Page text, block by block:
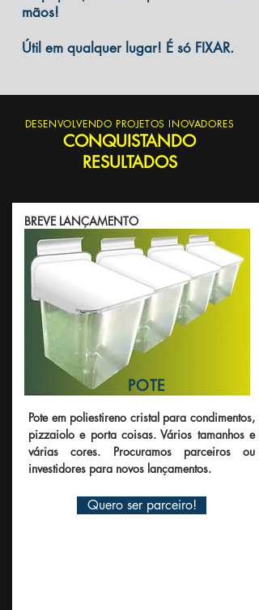
mãos!
Útil em qualquer lugar! É só FIXAR.
DESENVOLVENDO PROJETOS INOVADORES
CONQUISTANDO
RESULTADOS
BREVE LANÇAMENTO
POTE
Pote em poliestireno cristal para condimentos,
pizzaiolo e porta coisas. Vários tamanhos e
várias cores. Procuramos parceiros ou
investidores para novos lançamentos.
Quero ser parceiro!